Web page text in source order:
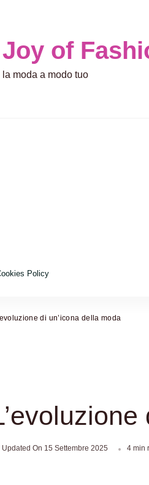
Joy of
la moda a modo tuo
Policy
di un’icona della moda
Updated On 15 Settembre 2025 4 min